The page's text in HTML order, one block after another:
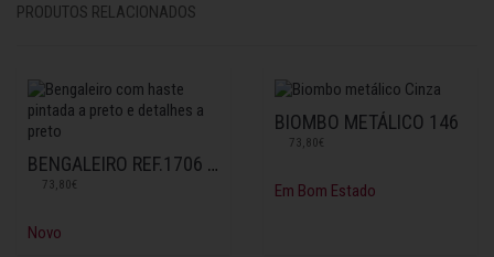
PRODUTOS RELACIONADOS
BENGALEIRO REF.1706 PRETO
73,80€
Novo
BIOMBO METÁLICO 146
73,80€
Em Bom Estado